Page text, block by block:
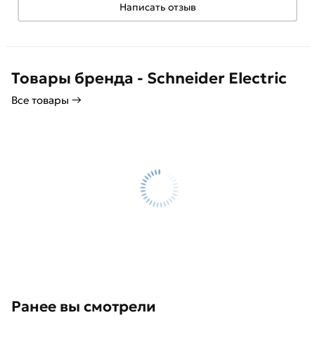
Написать отзыв
Товары бренда - Schneider Electric
Все товары →
Ранее вы смотрели